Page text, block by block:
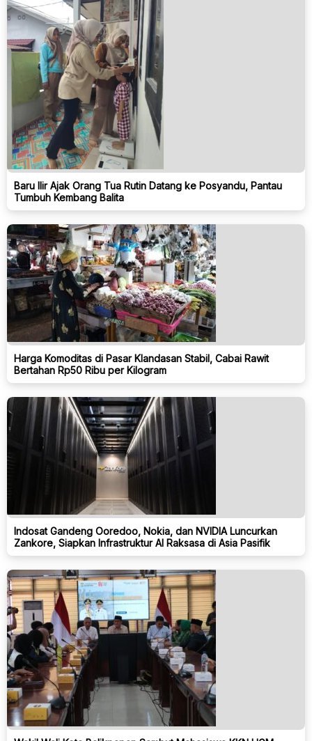
Baru Ilir Ajak Orang Tua Rutin Datang ke Posyandu, Pantau
Tumbuh Kembang Balita
Harga Komoditas di Pasar Klandasan Stabil, Cabai Rawit
Bertahan Rp50 Ribu per Kilogram
Indosat Gandeng Ooredoo, Nokia, dan NVIDIA Luncurkan
Zankore, Siapkan Infrastruktur AI Raksasa di Asia Pasifik